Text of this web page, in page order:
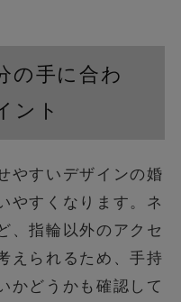
の手に合わ
ント
やすいデザインの婚
やすくなります。ネ
、指輪以外のアクセ
えられるため、手持
かどうかも確認して